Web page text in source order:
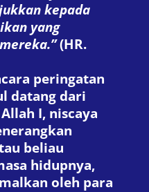
kepada
yang
(HR.
peringatan
datang dari
I, niscaya
beliau
hidupnya,
oleh para